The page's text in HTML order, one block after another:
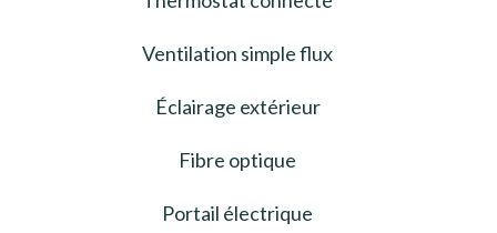
Ventilation simple flux
Éclairage extérieur
Fibre optique
Portail électrique